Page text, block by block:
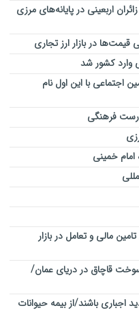
اربعینی در پایانه‌های مرزی
در بازار ارز تجاری
وارد کشور شد
با این اول نام
فرهنگی
مالی و تعامل در بازار
میلیون لیتر سوخت قاچاق در دریای عمان/
اجباری باشند/از بیمه حیوانات